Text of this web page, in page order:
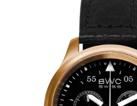
Facebook